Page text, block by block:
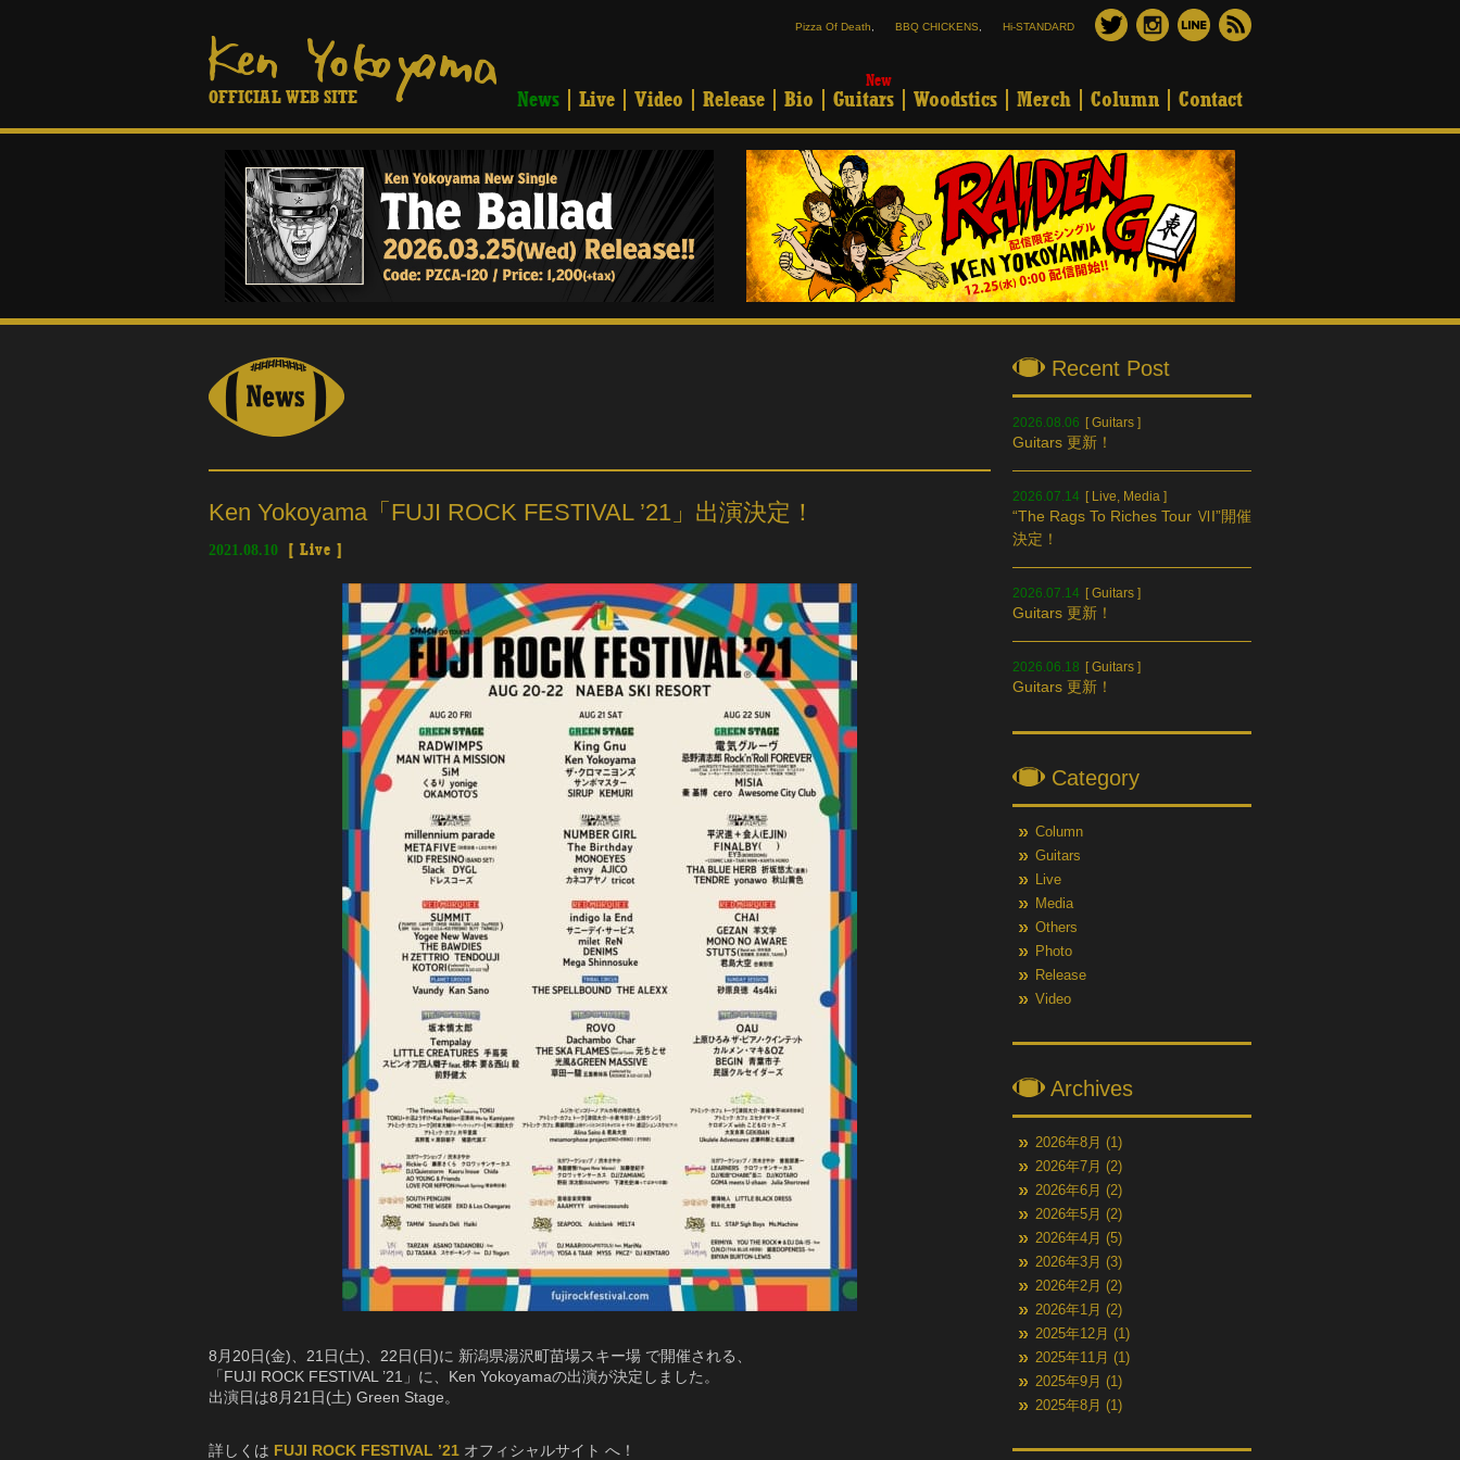
OFFICIAL WEB SITE
Pizza Of Death BBQ CHICKENS Hi-STANDARD
News Live Video Release Bio
New
Guitars Woodstics Merch Column Contact
Ken Yokoyama「FUJI ROCK FESTIVAL ’21」出演決定！
2021.08.10 [ Live ]
8月20日(金)、21日(土)、22日(日)に 新潟県湯沢町苗場スキー場 で開催される、
「FUJI ROCK FESTIVAL ’21」に、Ken Yokoyamaの出演が決定しました。
出演日は8月21日(土) Green Stage。
詳しくは FUJI ROCK FESTIVAL ’21 オフィシャルサイト へ！
Recent Post
2026.08.06 [Guitars ]
Guitars 更新！
2026.07.14 [ Live, Media ]
“The Rags To Riches Tour ⅥI”開催
決定！
2026.07.14 [Guitars ]
Guitars 更新！
2026.06.18 [Guitars ]
Guitars 更新！
Category
Column
Guitars
Live
Media
Others
Photo
Release
Video
Archives
2026年8月 (1)
2026年7月 (2)
2026年6月 (2)
2026年5月 (2)
2026年4月 (5)
2026年3月 (3)
2026年2月 (2)
2026年1月 (2)
2025年12月 (1)
2025年11月 (1)
2025年9月 (1)
2025年8月 (1)